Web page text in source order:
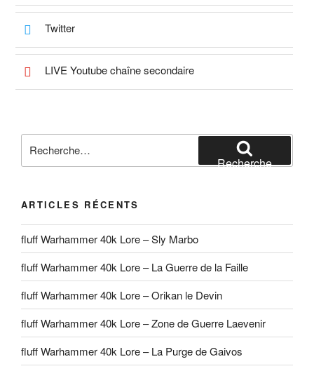
Twitter
LIVE Youtube chaîne secondaire
pour
Recherche
ARTICLES RÉCENTS
fluff Warhammer 40k Lore – Sly Marbo
fluff Warhammer 40k Lore – La Guerre de la Faille
fluff Warhammer 40k Lore – Orikan le Devin
fluff Warhammer 40k Lore – Zone de Guerre Laevenir
fluff Warhammer 40k Lore – La Purge de Gaivos